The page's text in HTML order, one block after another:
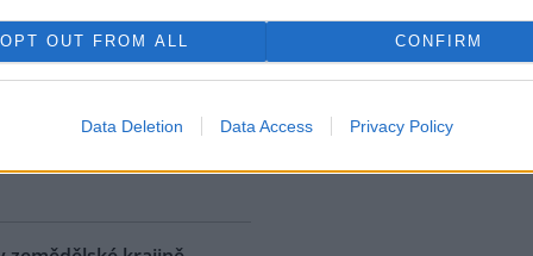
OPT OUT FROM ALL CONFIRM
Data Deletion Data Access Privacy Policy
)
srážek je téměř ve
jihočeských řekách historicky
v rovinatých oblastech,